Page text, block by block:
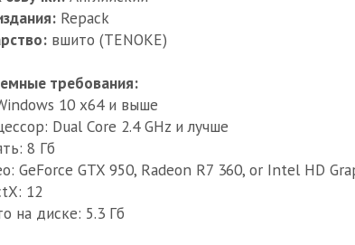
Repack
вшито (TENOKE)
требования:
10 x64 и выше
Dual Core 2.4 GHz и лучше
8 Гб
GeForce GTX 950, Radeon R7 360, or Intel HD
12
на диске: 5.3 Гб